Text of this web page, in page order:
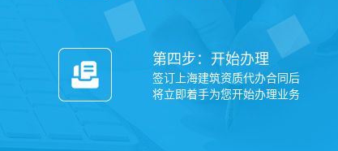
第四步：开始办理
签订上海建筑资质代办合同后
将立即着手为您开始办理业务